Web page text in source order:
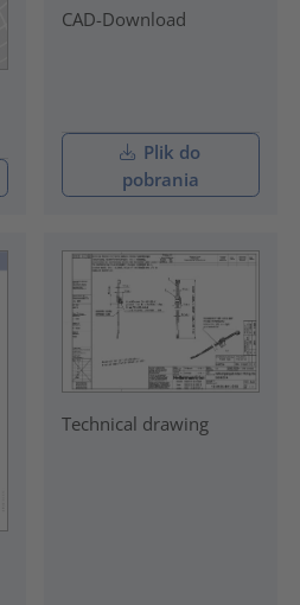
CAD-Download
Plik do
pobrania
Technical drawing